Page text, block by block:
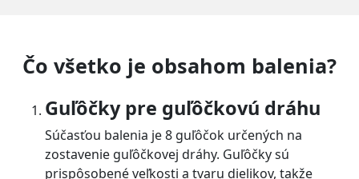
Čo všetko je obsahom balenia?
Guľôčky pre guľôčkovú dráhu
Súčasťou balenia je 8 guľôčok určených na
zostavenie guľôčkovej dráhy. Guľôčky sú
prispôsobené veľkosti a tvaru dielikov, takže